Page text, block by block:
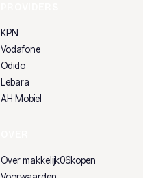
KPN
Vodafone
Odido
Lebara
AH Mobiel
Over makkelijk06kopen